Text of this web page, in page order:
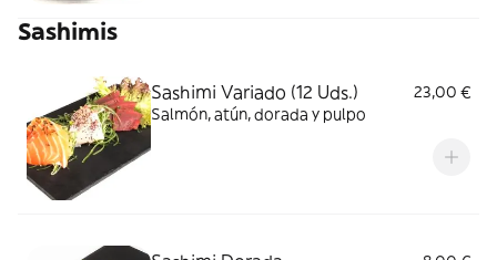
Sashimis
Sashimi Variado (12 Uds.)
23,00 €
Salmón, atún, dorada y pulpo